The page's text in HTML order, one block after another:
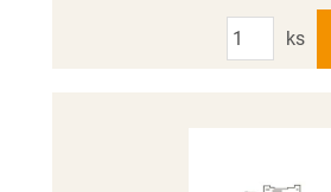
Počet
ks